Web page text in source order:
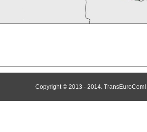
Copyright © 2013 - 2014.